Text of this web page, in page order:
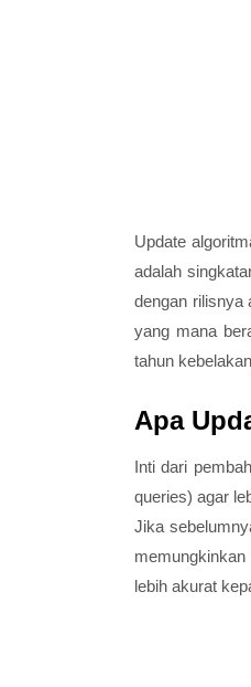
Update
adalah
dengan rilisnya
yang mana
tahun
Apa
Inti dari
queries) agar
Jika
lebih akurat